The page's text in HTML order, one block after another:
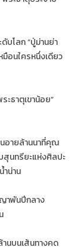
บโลก “ปู่ม่านย่า
มือนใครหนึ่งเดียว
ะธาตุเขาน้อย”
อายล้านนาที่คุณ
สุนทรียะแห่งศิลปะ
น่าน
าพันปีกลาง
นบนเส้นทางคด